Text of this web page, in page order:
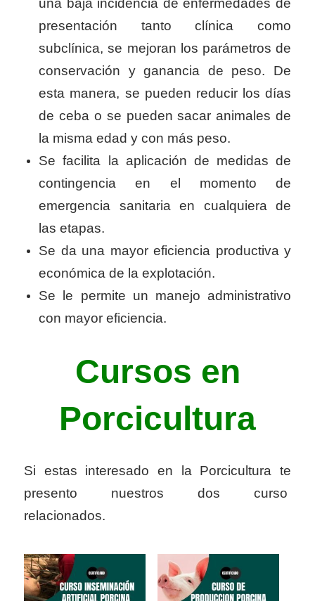
una baja incidencia de enfermedades de
presentación tanto clínica como
subclínica, se mejoran los parámetros de
conservación y ganancia de peso. De
esta manera, se pueden reducir los días
de ceba o se pueden sacar animales de
la misma edad y con más peso.
Se facilita la aplicación de medidas de
contingencia en el momento de
emergencia sanitaria en cualquiera de
las etapas.
Se da una mayor eficiencia productiva y
económica de la explotación.
Se le permite un manejo administrativo
con mayor eficiencia.
Cursos en
Porcicultura
Si estas interesado en la Porcicultura te
presento nuestros dos curso
relacionados.